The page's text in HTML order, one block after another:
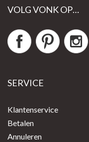
VOLG VONK OP…
SERVICE
Klantenservice
Betalen
Annuleren